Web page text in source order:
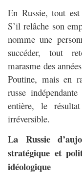
En Russie, tout
S’il relâche son
nomme une
succéder, tout
marasme des
Poutine, mais en
russe
entière, le
irréversible.
La Russie
stratégique et
idéologique